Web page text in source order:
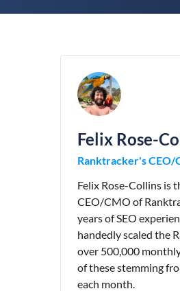
Felix Rose-
Ranktracker's
Felix Rose-Collins is
CEO/CMO of
years of SEO
handedly scaled the
over 500,000
of these stemming
each month.